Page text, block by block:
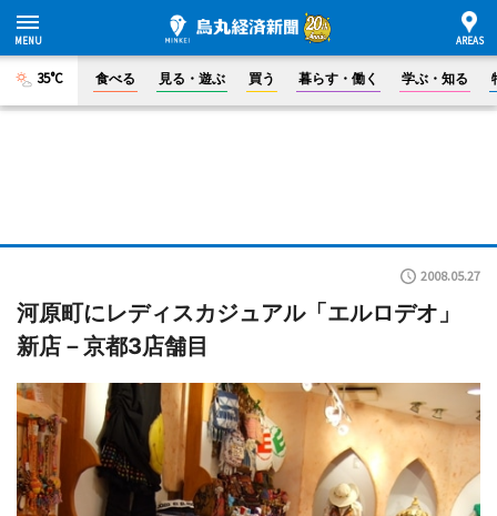
35°C 食べる 見る・遊ぶ 買う 暮らす・働く 学ぶ・知る
2008.05.27
河原町にレディスカジュアル「エルロデオ」
新店－京都3店舗目